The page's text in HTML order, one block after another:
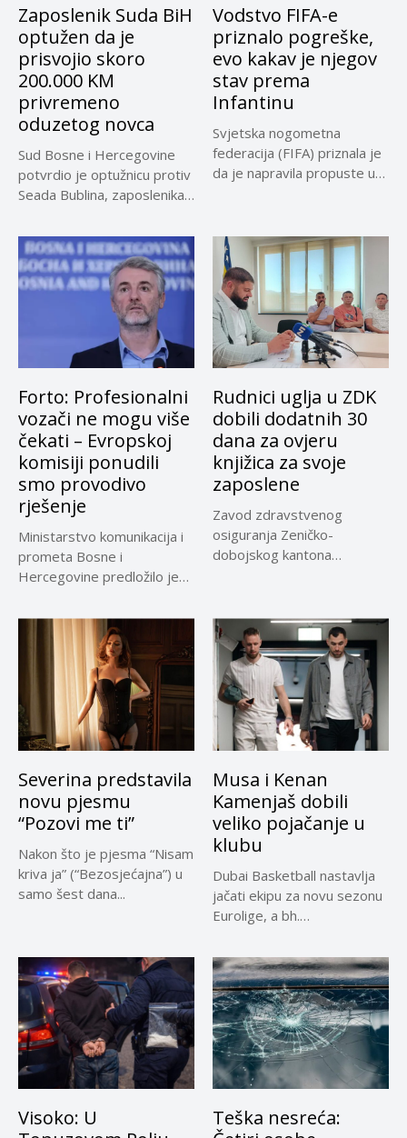
Zaposlenik Suda BiH
optužen da je
prisvojio skoro
200.000 KM
privremeno
oduzetog novca
Sud Bosne i Hercegovine
potvrdio je optužnicu protiv
Seada Bublina, zaposlenika
Vodstvo FIFA-e
priznalo pogreške,
evo kakav je njegov
stav prema
Infantinu
Svjetska nogometna
federacija (FIFA) priznala je
da je napravila propuste u
Forto: Profesionalni
vozači ne mogu više
čekati – Evropskoj
komisiji ponudili
smo provodivo
rješenje
Ministarstvo komunikacija i
prometa Bosne i
Hercegovine predložilo je
privremeno...
Rudnici uglja u ZDK
dobili dodatnih 30
dana za ovjeru
knjižica za svoje
zaposlene
Zavod zdravstvenog
osiguranja Zeničko-
dobojskog kantona
Severina predstavila
novu pjesmu
“Pozovi me ti”
Nakon što je pjesma “Nisam
kriva ja” (“Bezosjećajna”) u
samo šest dana...
Musa i Kenan
Kamenjaš dobili
veliko pojačanje u
klubu
Dubai Basketball nastavlja
jačati ekipu za novu sezonu
Eurolige, a bh.
Visoko: U
Teška nesreća: